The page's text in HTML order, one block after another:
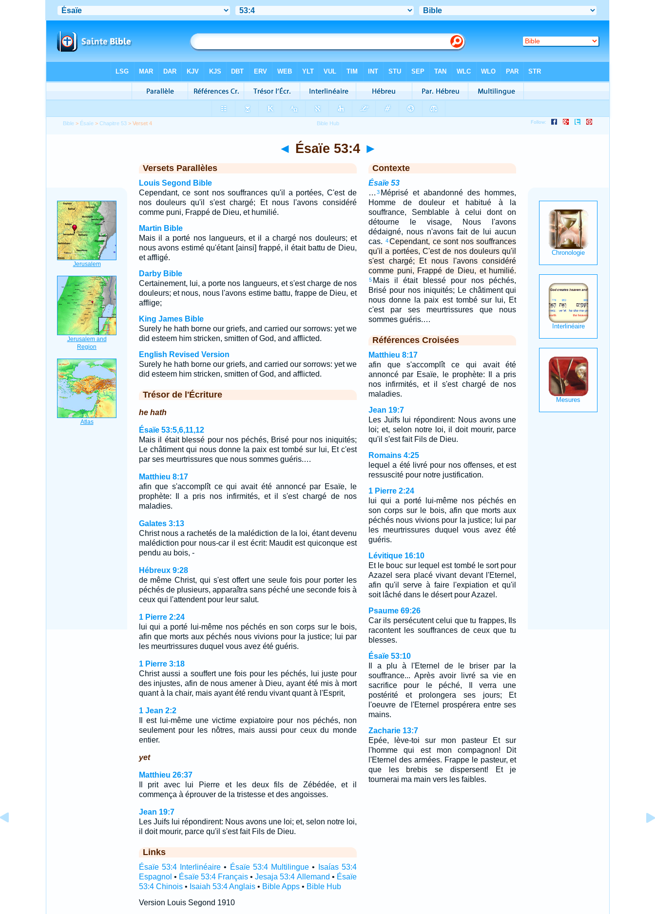
Bible > Ésaïe >Chapitre 53 > Verset 4
◄ Ésaïe 53:4 ►
Versets Parallèles
Louis Segond Bible
Cependant, ce sont nos souffrances qu'il a portées, C'est de
nos douleurs qu'il s'est chargé; Et nous l'avons considéré
comme puni, Frappé de Dieu, et humilié.
Martin Bible
Mais il a porté nos langueurs, et il a chargé nos douleurs; et
nous avons estimé qu'étant [ainsi] frappé, il était battu de Dieu,
et affligé.
Darby Bible
Certainement, lui, a porte nos langueurs, et s'est charge de nos
douleurs; et nous, nous l'avons estime battu, frappe de Dieu, et
afflige;
King James Bible
Surely he hath borne our griefs, and carried our sorrows: yet we
did esteem him stricken, smitten of God, and afflicted.
English Revised Version
Surely he hath borne our griefs, and carried our sorrows: yet we
did esteem him stricken, smitten of God, and afflicted.
Trésor de l'Écriture
he hath
Ésaïe 53:5,6,11,12
Mais il était blessé pour nos péchés, Brisé pour nos iniquités;
Le châtiment qui nous donne la paix est tombé sur lui, Et c'est
par ses meurtrissures que nous sommes guéris.…
Matthieu 8:17
afin que s'accomplît ce qui avait été annoncé par Esaïe, le
prophète: Il a pris nos infirmités, et il s'est chargé de nos
maladies.
Galates 3:13
Christ nous a rachetés de la malédiction de la loi, étant devenu
malédiction pour nous-car il est écrit: Maudit est quiconque est
pendu au bois, -
Hébreux 9:28
de même Christ, qui s'est offert une seule fois pour porter les
péchés de plusieurs, apparaîtra sans péché une seconde fois à
ceux qui l'attendent pour leur salut.
1 Pierre 2:24
lui qui a porté lui-même nos péchés en son corps sur le bois,
afin que morts aux péchés nous vivions pour la justice; lui par
les meurtrissures duquel vous avez été guéris.
1 Pierre 3:18
Christ aussi a souffert une fois pour les péchés, lui juste pour
des injustes, afin de nous amener à Dieu, ayant été mis à mort
quant à la chair, mais ayant été rendu vivant quant à l'Esprit,
1 Jean 2:2
Il est lui-même une victime expiatoire pour nos péchés, non
seulement pour les nôtres, mais aussi pour ceux du monde
entier.
yet
Matthieu 26:37
Il prit avec lui Pierre et les deux fils de Zébédée, et il
commença à éprouver de la tristesse et des angoisses.
Jean 19:7
Les Juifs lui répondirent: Nous avons une loi; et, selon notre loi,
il doit mourir, parce qu'il s'est fait Fils de Dieu.
Links
Ésaïe 53:4 Interlinéaire • Ésaïe 53:4 Multilingue •
Isaías 53:4
Espagnol • Ésaïe 53:4 Français •Jesaja 53:4 Allemand • Ésaïe
53:4 Chinois• Isaiah 53:4 Anglais• Bible Apps• Bible Hub
Version Louis Segond 1910
Contexte
Ésaïe 53
… 3 Méprisé et abandonné des hommes,
Homme de douleur et habitué à la
souffrance, Semblable à celui dont on
détourne le visage, Nous l'avons
dédaigné, nous n'avons fait de lui aucun
cas.
4 Cependant, ce sont nos souffrances
qu'il a portées, C'est de nos douleurs qu'il
s'est chargé; Et nous l'avons considéré
comme puni, Frappé de Dieu, et humilié.
5 Mais il était blessé pour nos péchés,
Brisé pour nos iniquités; Le châtiment qui
nous donne la paix est tombé sur lui, Et
c'est par ses meurtrissures que nous
sommes guéris.…
Références Croisées
Matthieu 8:17
afin que s'accomplît ce qui avait été
annoncé par Esaïe, le prophète: Il a pris
nos infirmités, et il s'est chargé de nos
maladies.
Jean 19:7
Les Juifs lui répondirent: Nous avons une
loi; et, selon notre loi, il doit mourir, parce
qu'il s'est fait Fils de Dieu.
Romains 4:25
lequel a été livré pour nos offenses, et est
ressuscité pour notre justification.
1 Pierre 2:24
lui qui a porté lui-même nos péchés en
son corps sur le bois, afin que morts aux
péchés nous vivions pour la justice; lui par
les meurtrissures duquel vous avez été
guéris.
Lévitique 16:10
Et le bouc sur lequel est tombé le sort pour
Azazel sera placé vivant devant l'Eternel,
afin qu'il serve à faire l'expiation et qu'il
soit lâché dans le désert pour Azazel.
Psaume 69:26
Car ils persécutent celui que tu frappes, Ils
racontent les souffrances de ceux que tu
blesses.
Ésaïe 53:10
Il a plu à l'Eternel de le briser par la
souffrance... Après avoir livré sa vie en
sacrifice pour le péché, Il verra une
postérité et prolongera ses jours; Et
l'oeuvre de l'Eternel prospérera entre ses
mains.
Zacharie 13:7
Epée, lève-toi sur mon pasteur Et sur
l'homme qui est mon compagnon! Dit
l'Eternel des armées. Frappe le pasteur, et
que les brebis se dispersent! Et je
tournerai ma main vers les faibles.